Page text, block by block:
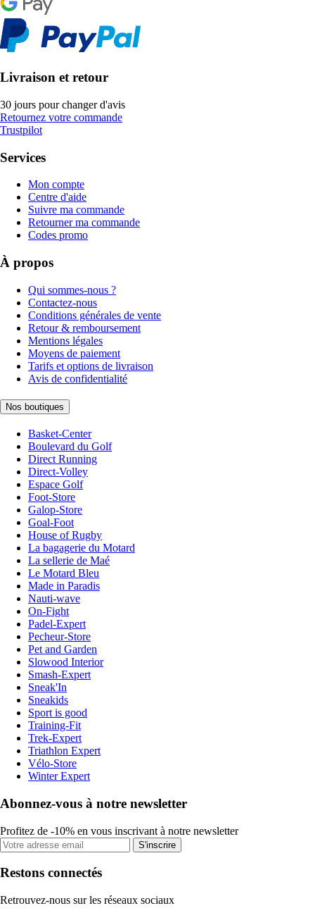
Livraison et retour
30 jours pour changer d'avis
Retournez votre commande
Trustpilot
Services
Mon compte
Centre d'aide
Suivre ma commande
Retourner ma commande
Codes promo
À propos
Qui sommes-nous ?
Contactez-nous
Conditions générales de vente
Retour & remboursement
Mentions légales
Moyens de paiement
Tarifs et options de livraison
Avis de confidentialité
Nos boutiques
Basket-Center
Boulevard du Golf
Direct Running
Direct-Volley
Espace Golf
Foot-Store
Galop-Store
Goal-Foot
House of Rugby
La bagagerie du Motard
La sellerie de Maé
Le Motard Bleu
Made in Paradis
Nauti-wave
On-Fight
Padel-Expert
Pecheur-Store
Pet and Garden
Slowood Interior
Smash-Expert
Sneak'In
Sneakids
Sport is good
Training-Fit
Trek-Expert
Triathlon Expert
Vélo-Store
Winter Expert
Abonnez-vous à notre newsletter
Profitez de -10% en vous inscrivant à notre newsletter
S'inscrire
Restons connectés
Retrouvez-nous sur les réseaux sociaux